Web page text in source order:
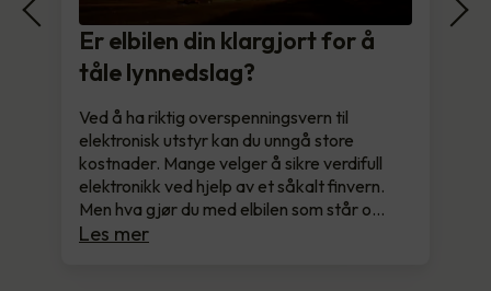
Er elbilen din klargjort for å
tåle lynnedslag?
Ved å ha riktig overspenningsvern til
elektronisk utstyr kan du unngå store
kostnader. Mange velger å sikre verdifull
elektronikk ved hjelp av et såkalt finvern.
Men hva gjør du med elbilen som står o…
Les mer